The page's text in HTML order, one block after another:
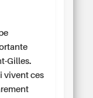
Gilles.
vivent ces